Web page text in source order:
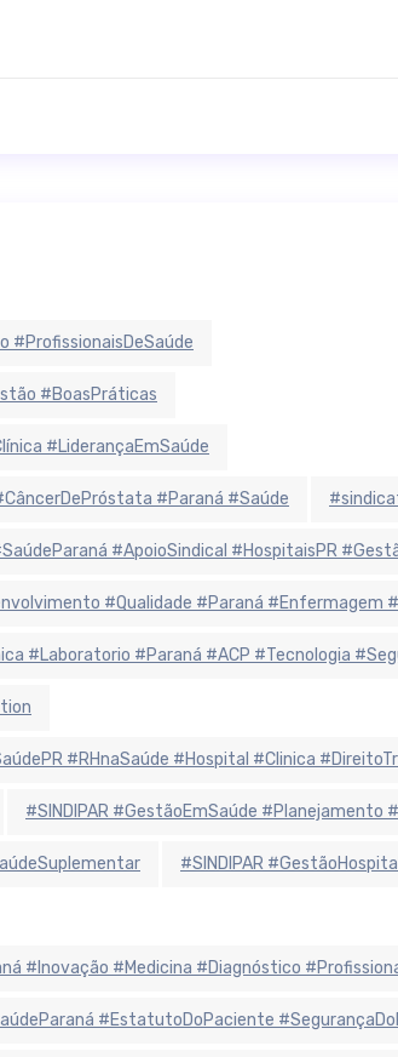
#ProfissionaisDeSaúde
#BoasPráticas
#LiderançaEmSaúde
#Paraná #Saúde
#ApoioSindical #HospitaisPR
#Qualidade #Paraná #Enfermagem
#Laboratorio #Paraná #ACP #Tecnologia
#RHnaSaúde #Hospital #Clinica
#SINDIPAR #GestãoEmSaúde
#SINDIPAR
#Inovação #Medicina #Diagnóstico
#EstatutoDoPaciente